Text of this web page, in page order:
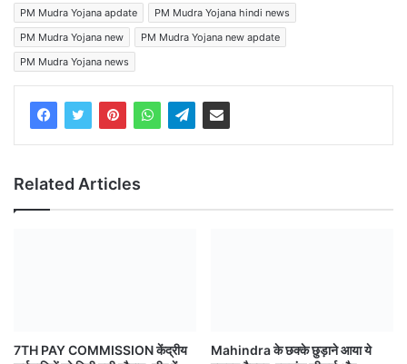
PM Mudra Yojana apdate
PM Mudra Yojana hindi news
PM Mudra Yojana new
PM Mudra Yojana new apdate
PM Mudra Yojana news
Related Articles
7TH PAY COMMISSION केंद्रीय
Mahindra के छक्के छुड़ाने आया ये